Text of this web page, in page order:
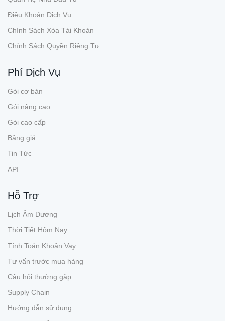
Điều Khoản Dịch Vụ
Chính Sách Xóa Tài Khoản
Chính Sách Quyền Riêng Tư
Phí Dịch Vụ
Gói cơ bản
Gói nâng cao
Gói cao cấp
Bảng giá
Tin Tức
API
Hỗ Trợ
Lịch Âm Dương
Thời Tiết Hôm Nay
Tính Toán Khoản Vay
Tư vấn trước mua hàng
Câu hỏi thường gặp
Supply Chain
Hướng dẫn sử dụng